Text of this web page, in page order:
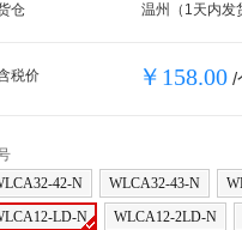
仓 温州（1天内发
税价 ￥158.00 /
42-N
WLCA32-43-N
LD-N
WLCA12-2LD-N